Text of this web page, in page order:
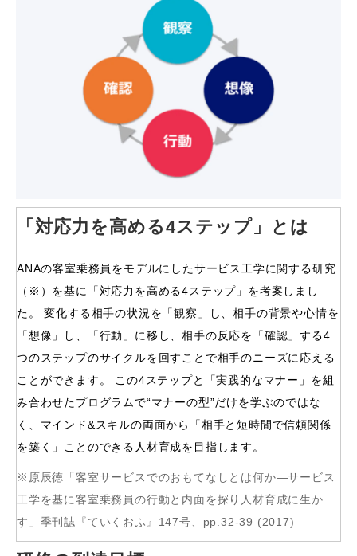
「対応力を高める4ステップ」とは
ANAの客室乗務員をモデルにしたサービス工学に関する研究
（※）を基に「対応力を高める4ステップ」を考案しまし
た。 変化する相手の状況を「観察」し、相手の背景や心情を
「想像」し、「行動」に移し、相手の反応を「確認」する4
つのステップのサイクルを回すことで相手のニーズに応える
ことができます。 この4ステップと「実践的なマナー」を組
み合わせたプログラムで“マナーの型”だけを学ぶのではな
く、マインド&スキルの両面から「相手と短時間で信頼関係
を築く」ことのできる人材育成を目指します。
※原辰徳「客室サービスでのおもてなしとは何か―サービス
工学を基に客室乗務員の行動と内面を探り人材育成に生か
す」季刊誌『ていくおふ』147号、pp.32-39 (2017)